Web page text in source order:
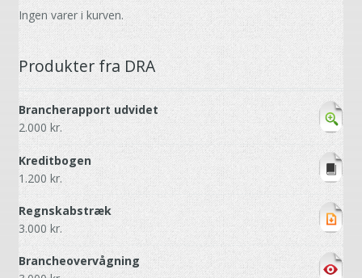
Ingen varer i kurven.
Produkter fra DRA
Brancherapport udvidet
2.000 kr.
Kreditbogen
1.200 kr.
Regnskabstræk
3.000 kr.
Brancheovervågning